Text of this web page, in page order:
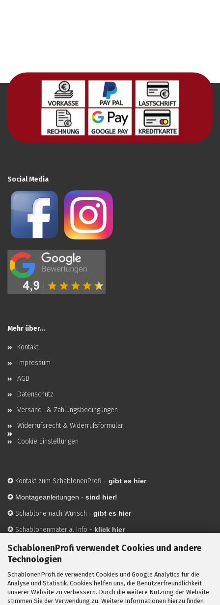
SchablonenProfi verwendet Cookies und andere
Technologien
SchablonenProfi.de verwendet Cookies und Google Analytics für die
Analyse und Statistik. Cookies helfen uns, die Benutzerfreundlichkeit
unserer Website zu verbessern. Durch die weitere Nutzung der Website
stimmen Sie der Verwendung zu. Weitere Informationen hierzu finden
Social Media
Mehr über...
Kontakt
Impressum
AGB
Datenschutz
Versand- & Zahlungsbedingungen
Widerrufsrecht & Widerrufsformular
Cookie Einstellungen
✪ Kontakt zum SchablonenProfi - gibt es hier
✪ Montageanleitungen - sind hier!
✪ Schablone nach Wunsch - gibt es hier
✪ Schablonenmaterial Info - klick hier
✪Hersteller-hier mehr Infos
Mit ✪ gekennzeichnete Bilder sind KI-generierte
Anwendungsbeispiele zur Visualisierung der Motive.